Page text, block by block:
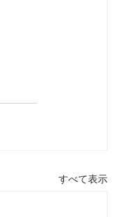
すべて表示